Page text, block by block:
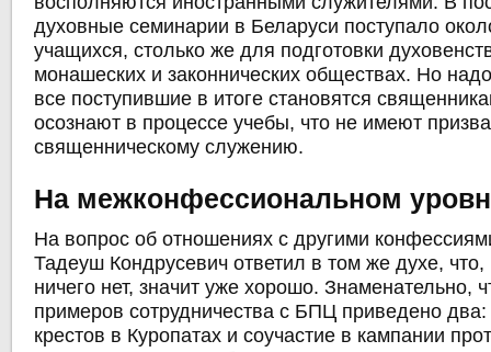
духовные семинарии в Беларуси поступало
учащихся, столько же для подготовки
монашеских и законнических обществах. Но
все поступившие в итоге становятся
осознают в процессе учебы, что не имеют
священническому служению.
На межконфессиональном
На вопрос об отношениях с другими
Тадеуш Кондрусевич ответил в том же духе,
ничего нет, значит уже хорошо. Знаменательно,
примеров сотрудничества с БПЦ приведено
крестов в Куропатах и соучастие в кампании